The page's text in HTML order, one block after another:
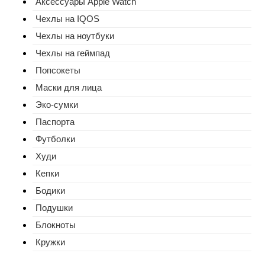
Чехлы на IQOS
Чехлы на ноутбуки
Чехлы на геймпад
Попсокеты
Маски для лица
Эко-сумки
Паспорта
Футболки
Худи
Кепки
Бодики
Подушки
Блокноты
Кружки